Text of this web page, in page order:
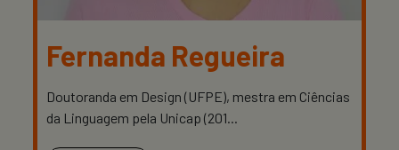
Fernanda Regueira
Doutoranda em Design (UFPE), mestra em Ciências
da Linguagem pela Unicap (201...